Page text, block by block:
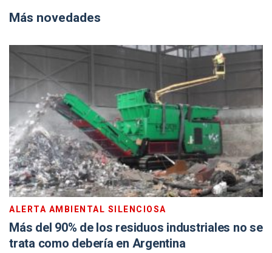
Más novedades
ALERTA AMBIENTAL SILENCIOSA
Más del 90% de los residuos industriales no se
trata como debería en Argentina